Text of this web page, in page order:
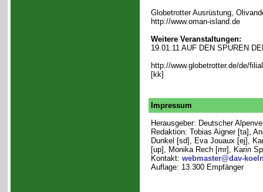
Globetrotter Ausrüstung,
http://www.oman-island.de
Weitere Veranstaltungen:
19.01.11 AUF DEN SPUREN
http://www.globetrotter.de/de/
[kk]
Impressum
Herausgeber: Deutscher
Redaktion: Tobias Aigner [ta],
Dunkel [sd], Eva Jouaux [ej],
[up], Monika Rech [mr], Karin
Kontakt: webmaster@dav-
Auflage: 13.300 Empfänger